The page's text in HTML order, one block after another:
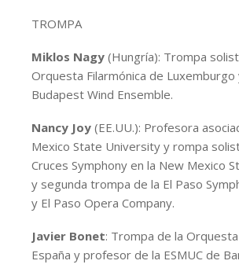
TROMPA
Miklos Nagy (Hungría): Trompa
Orquesta Filarmónica de
Budapest Wind Ensemble.
Nancy Joy (EE.UU.): Profesora
Mexico State University y rompa
Cruces Symphony en la New Mexico
y segunda trompa de la El Paso
y El Paso Opera Company.
Javier Bonet: Trompa de la
España y profesor de la ESMUC de